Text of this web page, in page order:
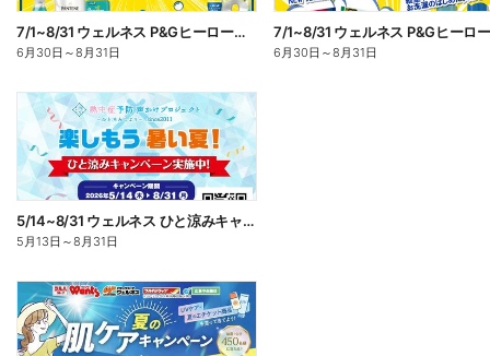
7/1~8/31 ウェルネス P&Gヒーロー大集合キャンペーン企画―1
6月30日 ～8月31日 6月30日 ～8月31日
5/14~8/31 ウェルネス ひと涼みキャンペーン
5月13日 ～8月31日